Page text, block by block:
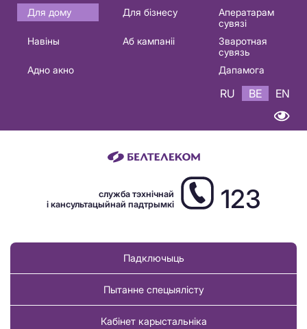
Основная
навигация
Для дому Для бізнесу
Аператарам
сувязі
Навіны
Аб кампаніі
Зваротная
сувязь
Адно акно
Дапамога
RU BE EN
служба тэхнічнай
і кансультацыйнай падтрымкі
123
Падключыць
Пытанне спецыялісту
Кабінет карыстальніка